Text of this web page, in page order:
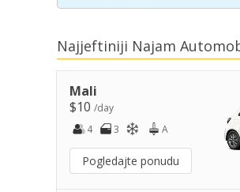
Najjeftiniji Najam
Mali
$10 /day
4
3 A
Pogledajte ponudu